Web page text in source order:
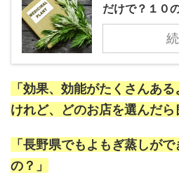
だけで？１０
「効果、効能がたくさんあ
けれど、どのお店を選んだら
「長野県でもよもぎ蒸しが
の？」